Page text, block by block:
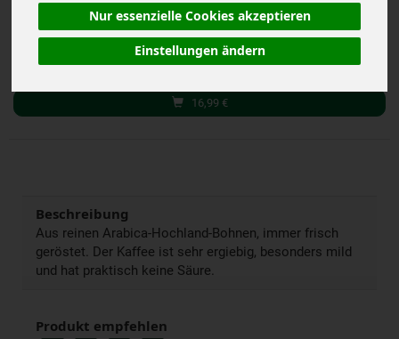
Nur essenzielle Cookies akzeptieren
Einstellungen ändern
Anzahl
16,99 €
Beschreibung
Aus reinen Arabica-Hochland-Bohnen, immer frisch
geröstet. Der Kaffee ist sehr ergiebig, besonders mild
und hat praktisch keine Säure.
Produkt empfehlen